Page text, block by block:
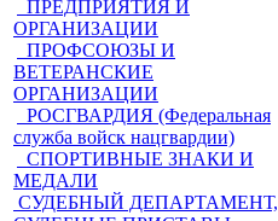
ПРЕДПРИЯТИЯ И
ОРГАНИЗАЦИИ
ПРОФСОЮЗЫ И
ВЕТЕРАНСКИЕ
ОРГАНИЗАЦИИ
РОСГВАРДИЯ (Федеральная
служба войск нацгвардии)
СПОРТИВНЫЕ ЗНАКИ И
МЕДАЛИ
СУДЕБНЫЙ ДЕПАРТАМЕНТ,